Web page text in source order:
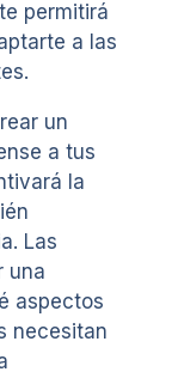
permitirá
a las
un
a tus
la
Las
una
aspectos
necesitan